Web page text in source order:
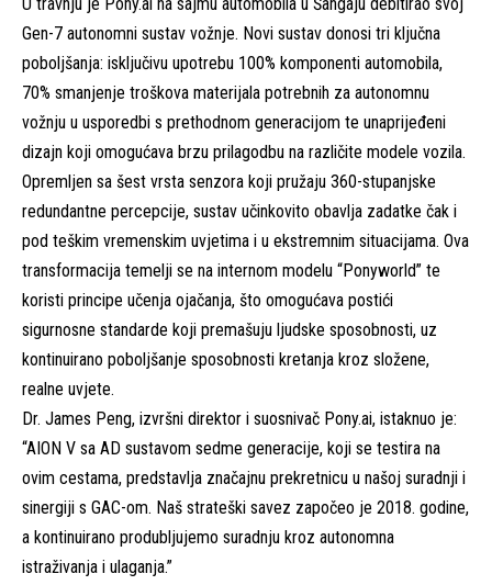
Gen-7 autonomni sustav vožnje. Novi sustav donosi tri ključna
poboljšanja: isključivu upotrebu 100% komponenti automobila,
70% smanjenje troškova materijala potrebnih za autonomnu
vožnju u usporedbi s prethodnom generacijom te unaprijeđeni
dizajn koji omogućava brzu prilagodbu na različite modele vozila.
Opremljen sa šest vrsta senzora koji pružaju 360-stupanjske
redundantne percepcije, sustav učinkovito obavlja zadatke čak i
pod teškim vremenskim uvjetima i u ekstremnim situacijama. Ova
transformacija temelji se na internom modelu “Ponyworld” te
koristi principe učenja ojačanja, što omogućava postići
sigurnosne standarde koji premašuju ljudske sposobnosti, uz
kontinuirano poboljšanje sposobnosti kretanja kroz složene,
realne uvjete.
Dr. James Peng, izvršni direktor i suosnivač Pony.ai, istaknuo je:
“AION V sa AD sustavom sedme generacije, koji se testira na
ovim cestama, predstavlja značajnu prekretnicu u našoj suradnji i
sinergiji s GAC-om. Naš strateški savez započeo je 2018. godine,
a kontinuirano produbljujemo suradnju kroz autonomna
istraživanja i ulaganja.”